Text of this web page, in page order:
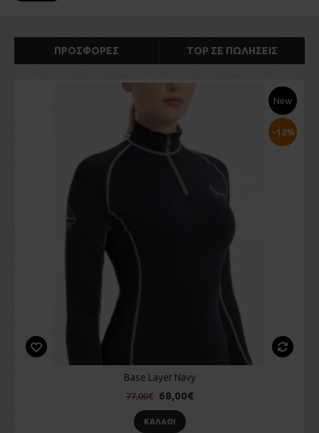
ΠΡΟΣΦΟΡΈΣ TOP ΣΕ ΠΩΛΉΣΕΙΣ
New
-12%
Base Layer Navy
77,00€ 68,00€
ΚΑΛΆΘΙ